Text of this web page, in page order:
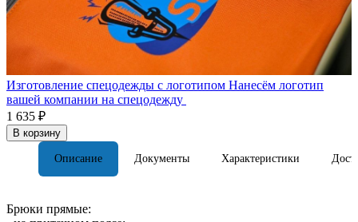
Изготовление спецодежды с логотипом Нанесём логотип
вашей компании на спецодежду
1 635 ₽
В корзину
Описание Документы Характеристики
Брюки прямые: